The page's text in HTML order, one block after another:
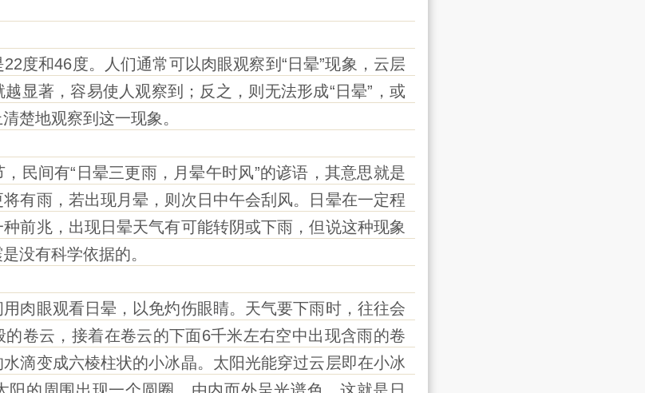
和46度。人们通常可以肉眼观察到“日晕”现象，云层
显著，容易使人观察到；反之，则无法形成“日晕”，或
楚地观察到这一现象。
间有“日晕三更雨，月晕午时风”的谚语，其意思就是
有雨，若出现月晕，则次日中午会刮风。日晕在一定程
前兆，出现日晕天气有可能转阴或下雨，但说这种现象
没有科学依据的。
眼观看日晕，以免灼伤眼睛。天气要下雨时，往往会
卷云，接着在卷云的下面6千米左右空中出现含雨的卷
滴变成六棱柱状的小冰晶。太阳光能穿过云层即在小冰